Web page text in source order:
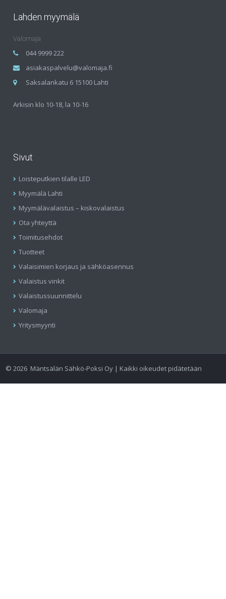
Lahden myymälä
Valomaja
044 9999 222
asiakaspalvelu@valomaja.fi
Saksalankatu 6 15100 Lahti
Arkisin klo 10-18, la 10-16
Sivut
Loisteputkien tilalle LED
Myymälä Lahti
Myymälävalaistus – kiskovalaistus
Ota yhteyttä
Toimitusehdot
Tuotteet
Valaisimien korjaus ja sähköasennus
Valaistus vinkit
Valaistussuunnittelu
Valomaja
Yritysmyynti
©2026 Mäntsälän Sähkö-Poksi Oy | Kaikki oikeudet pidätetään